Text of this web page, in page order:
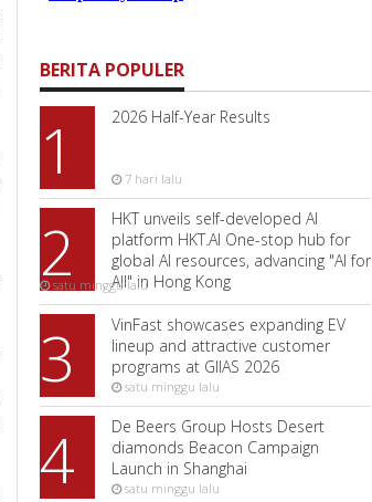
BERITA POPULER
1 2026 Half-Year Results
7 hari lalu
2
HKT unveils self-developed AI
platform HKT.AI One-stop hub for
global AI resources, advancing "AI for
All" in Hong Kong
satu minggu lalu
3
VinFast showcases expanding EV
lineup and attractive customer
programs at GIIAS 2026
satu minggu lalu
4
De Beers Group Hosts Desert
diamonds Beacon Campaign
Launch in Shanghai
satu minggu lalu